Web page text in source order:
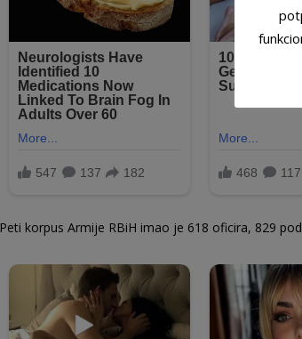
Peti korpus Armije RBiH imao je 618 oficira, 829